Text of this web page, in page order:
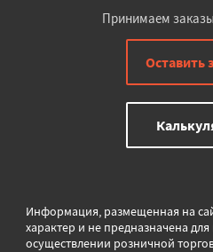
Принимаем заказы
Оставить
Информация, размещенная на
характер и не предназначена
осуществлении розничной